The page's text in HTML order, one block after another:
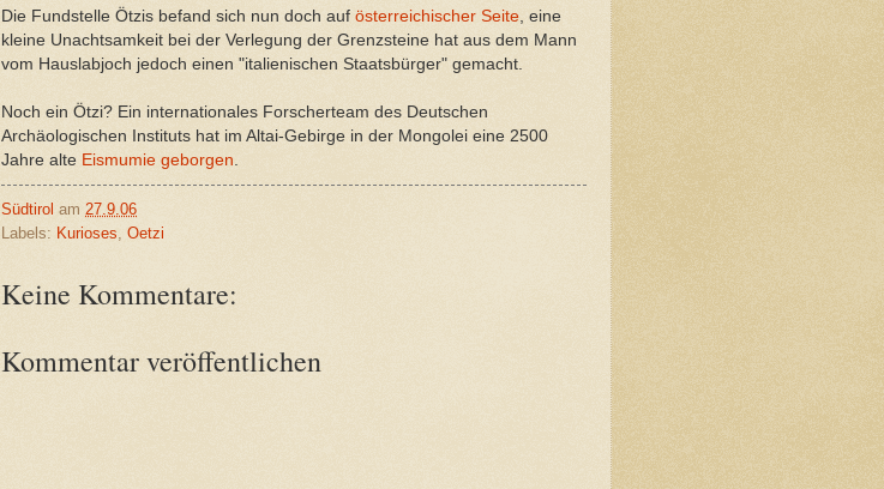
Die Fundstelle Ötzis befand sich nun doch auf österreichischer Seite , eine
kleine Unachtsamkeit bei der Verlegung der Grenzsteine hat aus dem Mann
vom Hauslabjoch jedoch einen "italienischen Staatsbürger" gemacht.
Noch ein Ötzi? Ein internationales Forscherteam des Deutschen
Archäologischen Instituts hat im Altai-Gebirge in der Mongolei eine 2500
Jahre alte Eismumie geborgen
Südtirol am 27.9.06
Labels: Kurioses Oetzi
Keine Kommentare:
Kommentar veröffentlichen